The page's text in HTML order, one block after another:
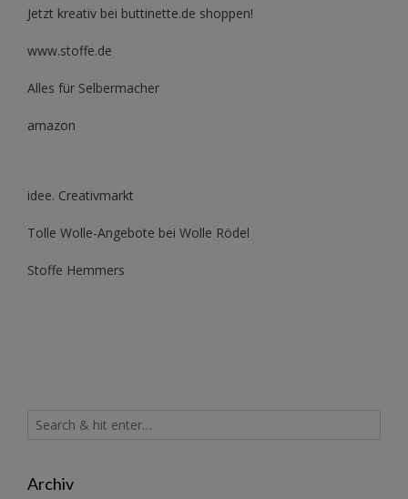
Jetzt kreativ bei buttinette.de shoppen!
www.stoffe.de
Alles für Selbermacher
amazon
idee. Creativmarkt
Tolle Wolle-Angebote bei Wolle Rödel
Stoffe Hemmers
Archiv